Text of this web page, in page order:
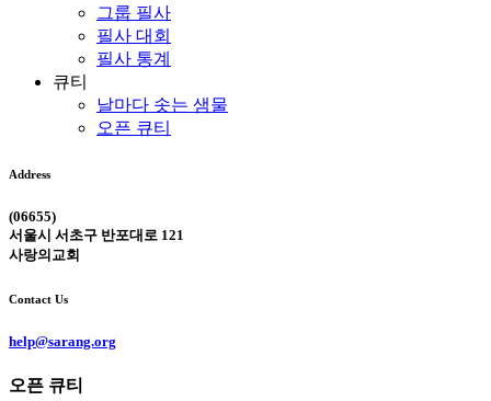
그룹 필사
필사 대회
필사 통계
큐티
날마다 솟는 샘물
오픈 큐티
Address
(06655)
서울시 서초구 반포대로 121
사랑의교회
Contact Us
help@sarang.org
오픈 큐티